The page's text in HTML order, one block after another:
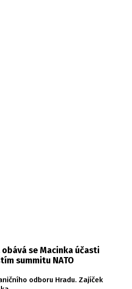
se Macinka účasti
summitu NATO
odboru Hradu. Zajíček